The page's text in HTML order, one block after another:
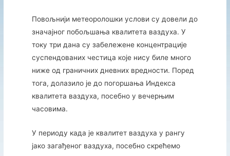
Повољнији метеоролошки услови су довели до
значајног побољшања квалитета ваздуха. У
току три дана су забележене концентрације
суспендованих честица које нису биле много
ниже од граничних дневних вредности. Поред
тога, долазило је до погоршања Индекса
квалитета ваздуха, посебно у вечерњим
часовима.
У периоду када је квалитет ваздуха у рангу
јако загађеног ваздуха, посебно скрећемо